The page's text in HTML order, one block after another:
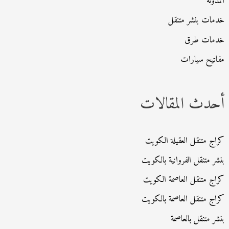
خدمات بنشر متنقل
خدمات طرق
مفاتيح سيارات
أحدث المقالات
كراج متنقل العقيلة الكويت
بنشر متنقل الفروانية بالكويت
كراج متنقل العاصمة الكويت
كراج متنقل العاصمة بالكويت
بنشر متنقل بالعاصمة